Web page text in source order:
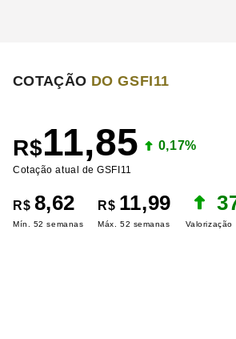
COTAÇÃO DO GSFI11
R$11,85 0,17%
Cotação atual de GSFI11
R$ 8,62
Mín. 52 semanas
R$ 11,99
Máx. 52 semanas Valorização